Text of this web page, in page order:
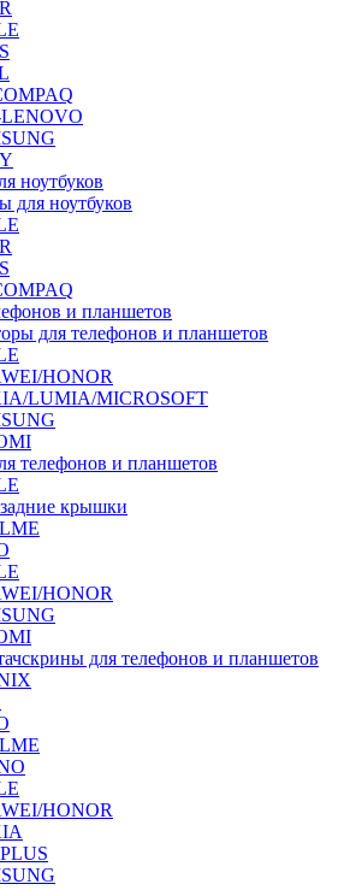
ноутбуков
для ноутбуков
и планшетов
для телефонов и планшетов
HONOR
LUMIA/MICROSOFT
телефонов и планшетов
крышки
HONOR
для телефонов и планшетов
HONOR